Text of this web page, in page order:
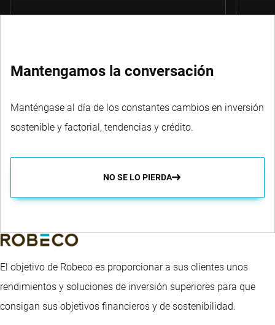
Mantengamos la conversación
Manténgase al día de los constantes cambios en inversión
sostenible y factorial, tendencias y crédito.
NO SE LO PIERDA
El objetivo de Robeco es proporcionar a sus clientes unos
rendimientos y soluciones de inversión superiores para que
consigan sus objetivos financieros y de sostenibilidad.